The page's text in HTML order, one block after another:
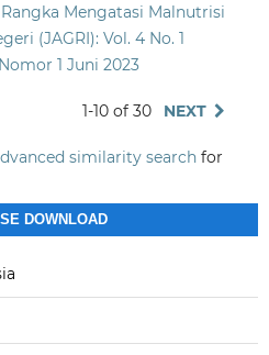
Mengatasi Malnutrisi
(JAGRI): Vol. 4 No. 1
1 Juni 2023
1-10 of 30 NEXT
similarity searchfor
DOWNLOAD